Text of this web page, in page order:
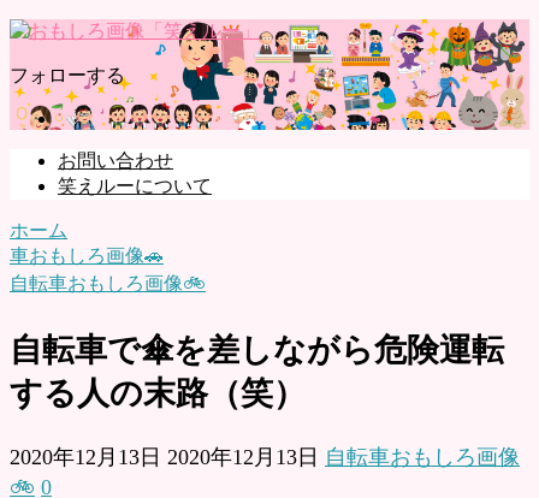
フォローする
お問い合わせ
笑えルーについて
ホーム
車おもしろ画像🚗
自転車おもしろ画像🚲
自転車で傘を差しながら危険運転
する人の末路（笑）
2020年12月13日 2020年12月13日 自転車おもしろ画像
🚲 0